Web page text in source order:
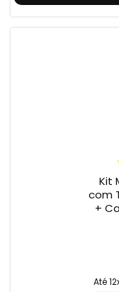
Kit
com
+
Até